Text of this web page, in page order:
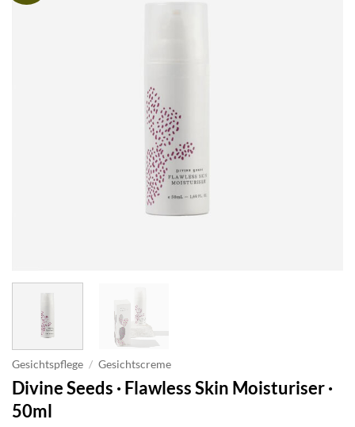
Gesichtspflege / Gesichtscreme
Divine Seeds · Flawless Skin Moisturiser ·
50ml